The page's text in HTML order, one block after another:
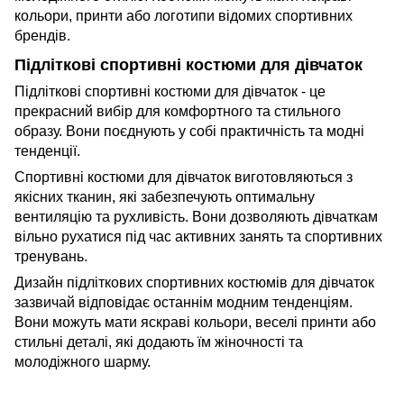
кольори, принти або логотипи відомих спортивних
брендів.
Підліткові спортивні костюми для дівчаток
Підліткові спортивні костюми для дівчаток - це
прекрасний вибір для комфортного та стильного
образу. Вони поєднують у собі практичність та модні
тенденції.
Спортивні костюми для дівчаток виготовляються з
якісних тканин, які забезпечують оптимальну
вентиляцію та рухливість. Вони дозволяють дівчаткам
вільно рухатися під час активних занять та спортивних
тренувань.
Дизайн підліткових спортивних костюмів для дівчаток
зазвичай відповідає останнім модним тенденціям.
Вони можуть мати яскраві кольори, веселі принти або
стильні деталі, які додають їм жіночності та
молодіжного шарму.